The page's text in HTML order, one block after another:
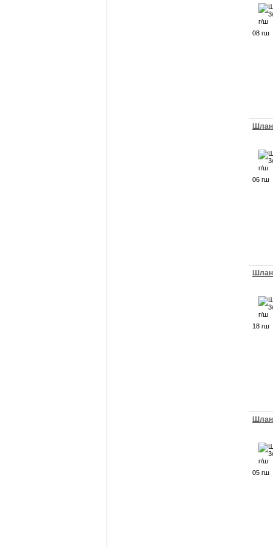
08 гш
06 гш
18 гш
05 гш